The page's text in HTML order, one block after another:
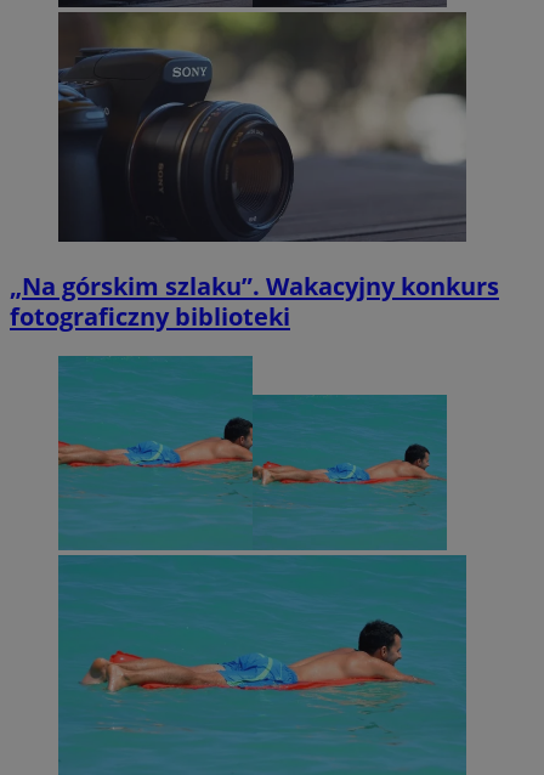
„Na górskim szlaku”. Wakacyjny konkurs
fotograficzny biblioteki